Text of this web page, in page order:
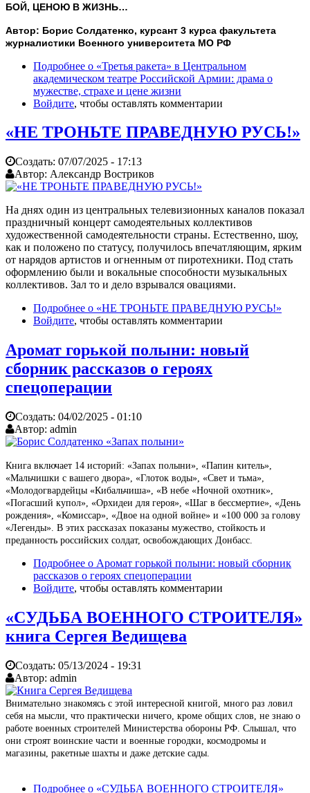
БОЙ, ЦЕНОЮ В ЖИЗНЬ…
Автор: Борис Солдатенко, курсант 3 курса факультета
журналистики Военного университета МО РФ
Подробнее о «Третья ракета» в Центральном
академическом театре Российской Армии: драма о
мужестве, страхе и цене жизни
Войдите, чтобы оставлять комментарии
«НЕ ТРОНЬТЕ ПРАВЕДНУЮ РУСЬ!»
Создать: 07/07/2025 - 17:13
Автор: Александр Востриков
На днях один из центральных телевизионных каналов показал
праздничный концерт самодеятельных коллективов
художественной самодеятельности страны. Естественно, шоу,
как и положено по статусу, получилось впечатляющим, ярким
от нарядов артистов и огненным от пиротехники. Под стать
оформлению были и вокальные способности музыкальных
коллективов. Зал то и дело взрывался овациями.
Подробнее о «НЕ ТРОНЬТЕ ПРАВЕДНУЮ РУСЬ!»
Войдите, чтобы оставлять комментарии
Аромат горькой полыни: новый
сборник рассказов о героях
спецоперации
Создать: 04/02/2025 - 01:10
Автор: admin
Книга включает 14 историй: «Запах полыни», «Папин китель»,
«Мальчишки с вашего двора», «Глоток воды», «Свет и тьма»,
«Молодогвардейцы «Кибальчиша», «В небе «Ночной охотник»,
«Погасший купол», «Орхидеи для героя», «Шаг в бессмертие», «День
рождения», «Комиссар», «Двое на одной войне» и «100 000 за голову
«Легенды». В этих рассказах показаны мужество, стойкость и
преданность российских солдат, освобождающих Донбасс.
Подробнее о Аромат горькой полыни: новый сборник
рассказов о героях спецоперации
Войдите, чтобы оставлять комментарии
«СУДЬБА ВОЕННОГО СТРОИТЕЛЯ»
книга Сергея Ведищева
Создать: 05/13/2024 - 19:31
Автор: admin
Внимательно знакомясь с этой интересной книгой, много раз ловил
себя на мысли, что практически ничего, кроме общих слов, не знаю о
работе военных строителей Министерства обороны РФ. Слышал, что
они строят воинские части и военные городки, космодромы и
магазины, ракетные шахты и даже детские сады.
Подробнее о «СУДЬБА ВОЕННОГО СТРОИТЕЛЯ»